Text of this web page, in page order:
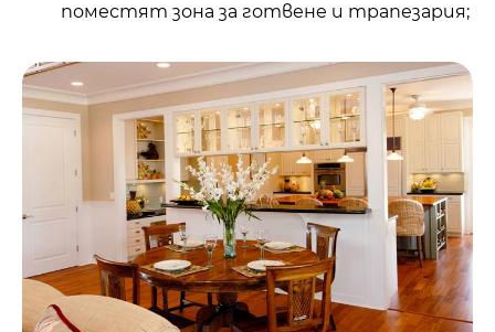
поместят зона за готвене и трапезария;